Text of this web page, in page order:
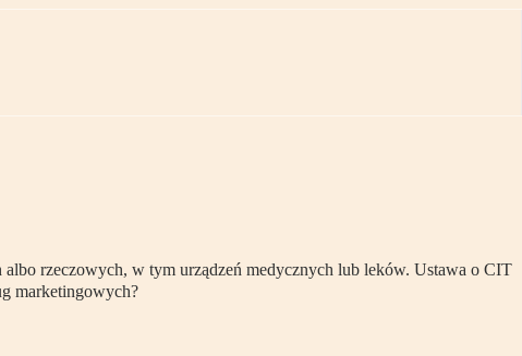
rzeczowych, w tym urządzeń medycznych lub leków. Ustawa o CIT
marketingowych?